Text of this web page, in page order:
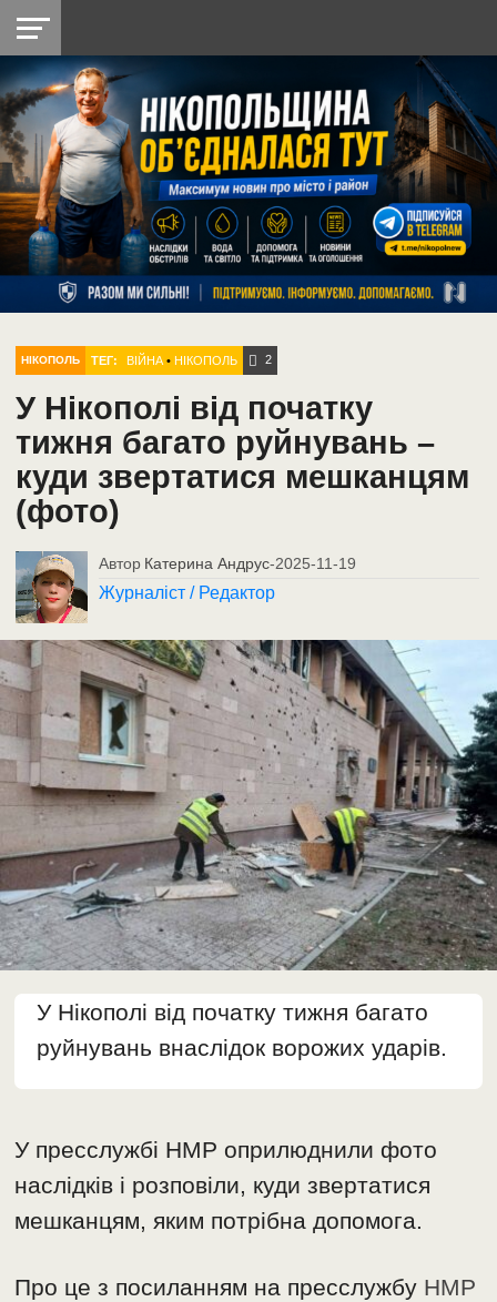
НІКОПОЛЬ
РАЙОН
СІЧЕСЛАВСЬКА
УКРАЇНА
РЕТРО
НІКОПОЛЬ
ЛАЙТ
УКРАЇНА
ДОПОМОГА
РАДІО
НІКОПОЛЬ ТЕГ: ВІЙНА •НІКОПОЛЬ 2
У Нікополі від початку
тижня багато руйнувань –
куди звертатися мешканцям
(фото)
Автор Катерина Андрус-2025-11-19
Журналіст / Редактор
У Нікополі від початку тижня багато
руйнувань внаслідок ворожих ударів.
У пресслужбі НМР оприлюднили фото
наслідків і розповіли, куди звертатися
мешканцям, яким потрібна допомога.
Про це з посиланням на пресслужбу НМР